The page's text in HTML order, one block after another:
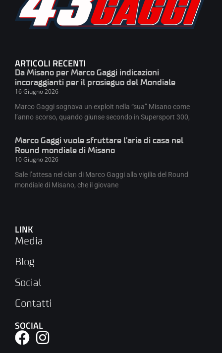
ARTICOLI RECENTI
Da Misano per Marco Gaggi indicazioni
incoraggianti per il prosieguo del Mondiale
16 Giugno 2026
Marco Gaggi sognava un exploit nella “sua” Misano come
l’anno scorso, quando giunse secondo in Supersport 300,
Marco Gaggi vuole sfruttare l’aria di casa nel
Round mondiale di Misano
10 Giugno 2026
Sale l’attesa nel clan di Marco Gaggi alla vigilia del Round
mondiale di Misano, che il giovane
LINK
Media
Blog
Social
Contatti
SOCIAL